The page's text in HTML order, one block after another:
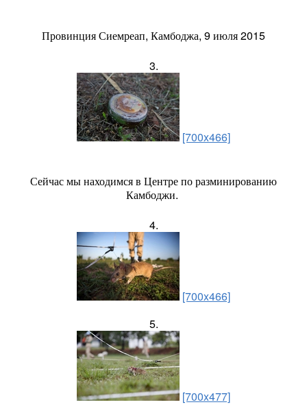
Провинция Сиемреап, Камбоджа, 9 июля 2015
3.
[700x466]
Сейчас мы находимся в Центре по разминированию
Камбоджи.
4.
[700x466]
5.
[700x477]